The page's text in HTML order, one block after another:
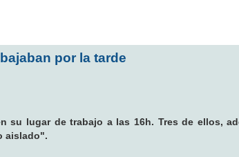
por la tarde
su lugar de trabajo a las 16h. Tres de ellos,
aislado".